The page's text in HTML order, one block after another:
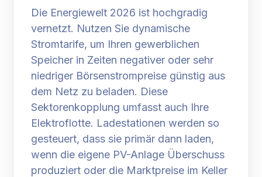
Die Energiewelt 2026 ist hochgradig
vernetzt. Nutzen Sie dynamische
Stromtarife, um Ihren gewerblichen
Speicher in Zeiten negativer oder sehr
niedriger Börsenstrompreise günstig aus
dem Netz zu beladen. Diese
Sektorenkopplung umfasst auch Ihre
Elektroflotte. Ladestationen werden so
gesteuert, dass sie primär dann laden,
wenn die eigene PV-Anlage Überschuss
produziert oder die Marktpreise im Keller